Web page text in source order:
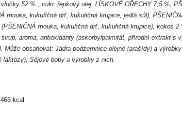
52 % , cukr, řepkový olej, LÍSKOVÉ OŘECHY 7,5 %,
mouka, kukuřičná drť, kukuřičná krupice, jedlá sůl),
mouka, kukuřičná drť, kukuřičná krupice), kokos 2
aroma, antioxidanty (askorbylpalmitát, přírodní extrakt s
Může obsahovat: Jádra podzemnice olejné (arašídy) a
Sójové boby a výrobky z nich.
kcal